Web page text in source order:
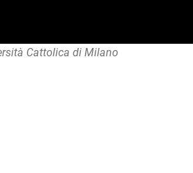
Cattolica di Milano